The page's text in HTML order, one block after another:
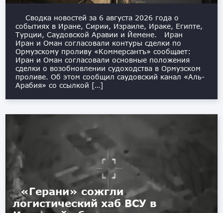
Сводка новостей за 6 августа 2026 года о
событиях в Иране, Сирии, Израиле, Ираке, Египте,
Турции, Саудовской Аравии и Йемене. Иран
Иран и Оман согласовали контуры сделки по
Ормузскому проливу «Коммерсантъ» сообщает:
Иран и Оман согласовали основные положения
сделки о возобновлении судоходства в Ормузском
проливе. Об этом сообщил саудовский канал «Аль-
Арабия» со ссылкой […]
«Герани» сожгли
логистический хаб ВСУ в